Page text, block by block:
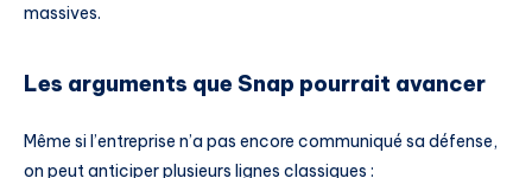
massives.
Les arguments que Snap pourrait avancer
Même si l’entreprise n’a pas encore communiqué sa défense,
on peut anticiper plusieurs lignes classiques :